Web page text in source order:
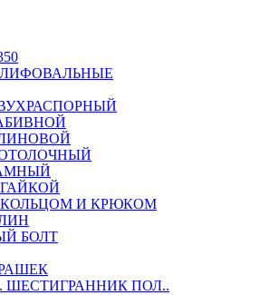
КОЛЬЦОМ И КРЮКОМ
БОЛТ
ШЕСТИГРАННИК ПОЛ..